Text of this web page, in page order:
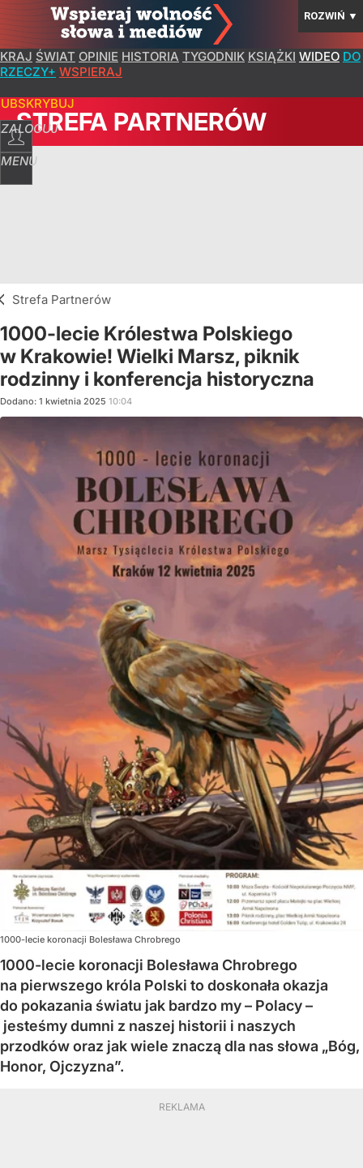
ROZWIŃ ▼
KRAJ ŚWIAT OPINIE HISTORIA TYGODNIK KSIĄŻKI WIDEO DO
RZECZY+ WSPIERAJ
ZALOGUJ
MENU
STREFA PARTNERÓW
Strefa Partnerów
1000-lecie Królestwa Polskiego
w Krakowie! Wielki Marsz, piknik
rodzinny i konferencja historyczna
Dodano: 1 kwietnia 2025 10:04
1000-lecie koronacji Bolesława Chrobrego
1000-lecie koronacji Bolesława Chrobrego
na pierwszego króla Polski to doskonała okazja
do pokazania światu jak bardzo my – Polacy –
jesteśmy dumni z naszej historii i naszych
przodków oraz jak wiele znaczą dla nas słowa „Bóg,
Honor, Ojczyzna”.